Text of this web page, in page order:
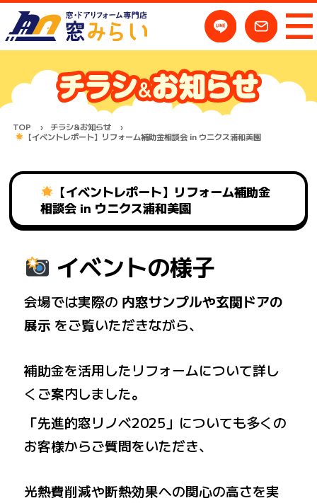
TOP
チラシ&お知らせ
【イベントレポート】リフォーム補助金相談会 in ウニクス浦和美園
【イベントレポート】リフォーム補助金
相談会 in ウニクス浦和美園
イベントの様子
会場では実際の 内窓サンプルや玄関ドアの
展示 をご覧いただきながら、
補助金を活用したリフォームについて詳し
くご案内しました。
「先進的窓リノベ2025」についても多くの
お客様からご質問をいただき、
光熱費削減や断熱効果への関心の高さを実